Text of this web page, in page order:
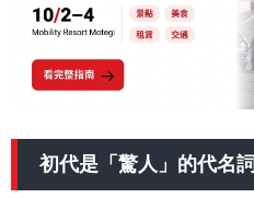
初代是「驚人」的代名詞